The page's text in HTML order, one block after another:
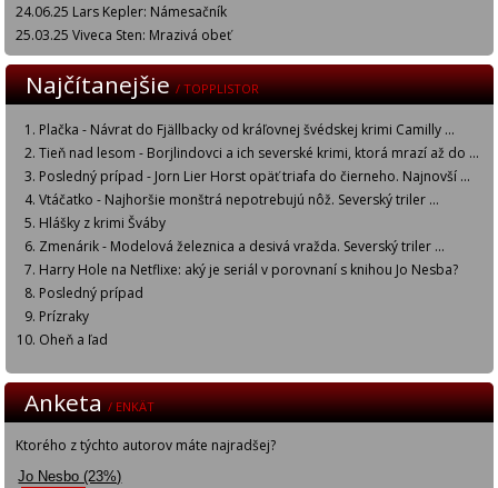
24.06.25 Lars Kepler: Námesačník
25.03.25 Viveca Sten: Mrazivá obeť
Najčítanejšie/ TOPPLISTOR
Plačka - Návrat do Fjällbacky od kráľovnej švédskej krimi Camilly ...
Tieň nad lesom - Borjlindovci a ich severské krimi, ktorá mrazí až do ...
Posledný prípad - Jorn Lier Horst opäť triafa do čierneho. Najnovší ...
Vtáčatko - Najhoršie monštrá nepotrebujú nôž. Severský triler ...
Hlášky z krimi Šváby
Zmenárik - Modelová železnica a desivá vražda. Severský triler ...
Harry Hole na Netflixe: aký je seriál v porovnaní s knihou Jo Nesba?
Posledný prípad
Prízraky
Oheň a ľad
Anketa/ ENKÄT
Ktorého z týchto autorov máte najradšej?
Jo Nesbo (23%)